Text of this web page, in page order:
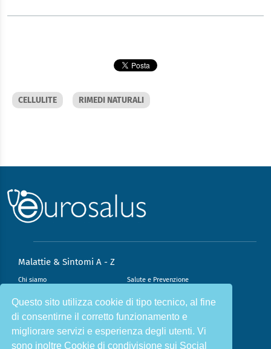
Questo sito utilizza cookie di tipo tecnico, al fine
di consentirne il corretto funzionamento e
migliorare servizi e esperienza degli utenti. Vi
sono inoltre Cookie di condivisione sui Social
CELLULITE RIMEDI NATURALI
Malattie & Sintomi A - Z
Chi siamo Salute e Prevenzione
Infiammazione e Allergia Direzione scientifica
Nutrizione e Stili di vita Sport e Benessere
Cookie Policy L’angolo del dottore